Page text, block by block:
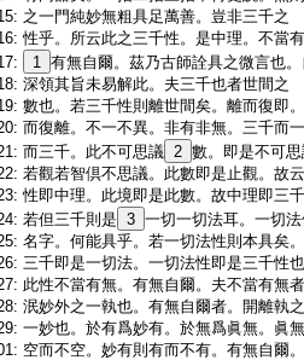
之一門純妙無粗具足萬善。豈非三千之
性乎。所云此之三千性。是中理。不當
1 有無自爾。茲乃古師詮具之微言也
深領其旨未易解此。夫三千也者世間之
數也。若三千性則離世間矣。離而復即
而復離。不一不異。非有非無。三千而
而三千。此不可思議 2 數。即是不可思
若觀若智倶不思議。此數即是止觀。故
性即中理。此境即是此數。故中理即三千
若但三千則是 3 一切一切法耳。一切
名字。何能具乎。若一切法性則本具矣
三千即是一切法。一切法性即是三千性也
此性不當有無。有無自爾。夫不當有無者
泯妙外之一執也。有無自爾者。開離執之
一妙也。於有爲妙有。於無爲眞無。眞
空而不空。妙有則有而不有。有無自爾